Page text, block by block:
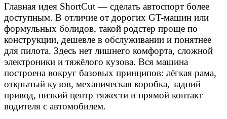
Главная идея ShortCut — сделать автоспорт более
доступным. В отличие от дорогих GT-машин или
формульных болидов, такой родстер проще по
конструкции, дешевле в обслуживании и понятнее
для пилота. Здесь нет лишнего комфорта, сложной
электроники и тяжёлого кузова. Вся машина
построена вокруг базовых принципов: лёгкая рама,
открытый кузов, механическая коробка, задний
привод, низкий центр тяжести и прямой контакт
водителя с автомобилем.